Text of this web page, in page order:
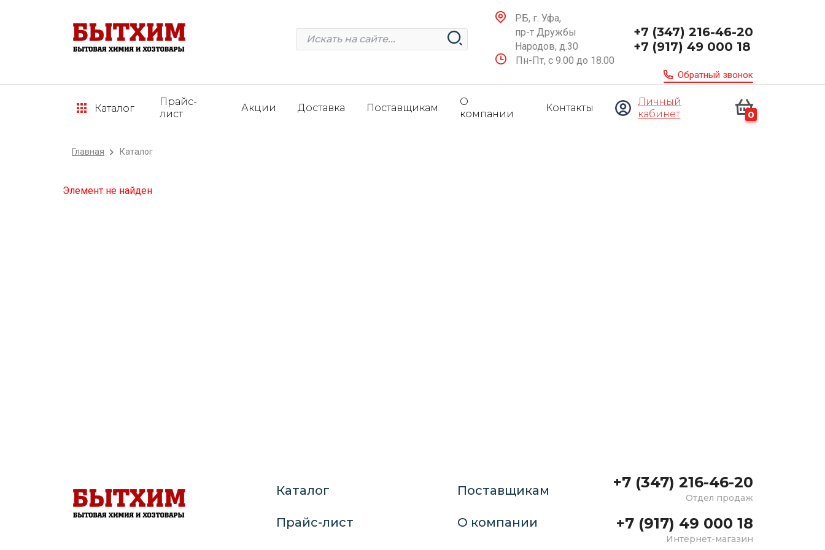
РБ, г. Уфа,
пр-т Дружбы
Народов, д.30
Пн-Пт, с 9.00 до 18.00
+7 (347) 216-46-20
+7 (917) 49 000 18
Обратный звонок
Каталог
Прайс-
лист
Акции Доставка Поставщикам
О
компании
Контакты
Личный
кабинет
0
Главная Каталог
Элемент не найден
Каталог
Прайс-лист
Поставщикам
О компании
+7 (347) 216-46-20
Отдел продаж
+7 (917) 49 000 18
Интернет-магазин